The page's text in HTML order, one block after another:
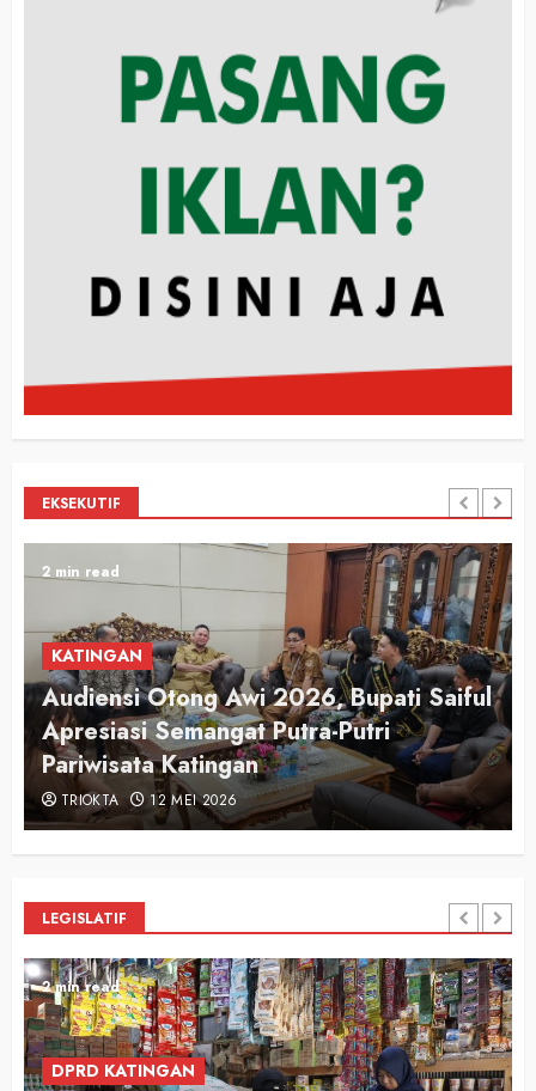
EKSEKUTIF
2 min read
KATINGAN
Audiensi Otong Awi 2026, Bupati Saiful
Apresiasi Semangat Putra-Putri
Pariwisata Katingan
TRIOKTA 12 MEI 2026
LEGISLATIF
2 min read
DPRD KATINGAN